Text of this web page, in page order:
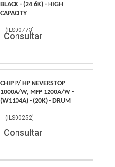
BLACK - (24.6K) - HIGH
CAPACITY
( ILS00773)
Consultar
CHIP P/ HP NEVERSTOP
1000A/W, MFP 1200A/W -
(W1104A) - (20K) - DRUM
( ILS00252)
Consultar